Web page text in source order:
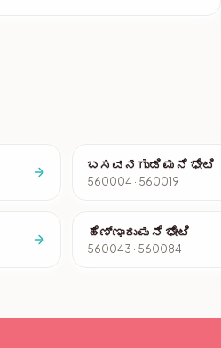
ಬಸವನಗುಡಿ ಮನೆ ಭೇಟಿ
560004 · 560019
ಹೆಣ್ಣೂರು ಮನೆ ಭೇಟಿ
560043 · 560084